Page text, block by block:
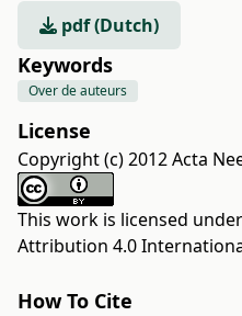
pdf (Dutch)
Keywords
Over de auteurs
License
Copyright (c) 2012 Acta
This work is licensed
Attribution 4.0
How To Cite